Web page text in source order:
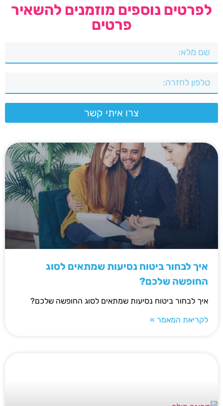
לפרטים נוספים מוזמנים להשאיר
פרטים
צרו איתי קשר
איך לבחור ביטוח נסיעות שמתאים לסוג
החופשה שלכם?
איך לבחור ביטוח נסיעות שמתאים לסוג החופשה שלכם?
לקריאת המאמר »